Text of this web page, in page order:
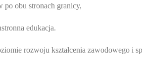
obu stronach granicy,
edukacja.
rozwoju kształcenia zawodowego i